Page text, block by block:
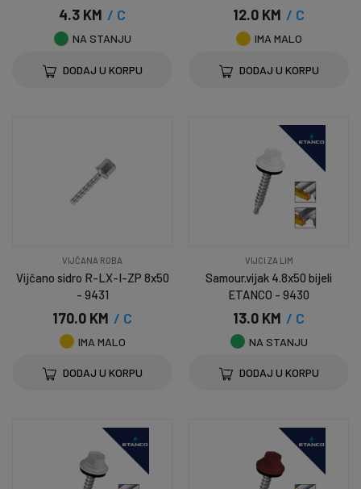
4.3 KM / C
NA STANJU
DODAJ U KORPU
12.0 KM / C
IMA MALO
DODAJ U KORPU
VIJČANA ROBA
Vijčano sidro R-LX-I-ZP 8x50
- 9431
170.0 KM / C
IMA MALO
DODAJ U KORPU
VIJCI ZA LIM
Samour.vijak 4.8x50 bijeli
ETANCO - 9430
13.0 KM / C
NA STANJU
DODAJ U KORPU